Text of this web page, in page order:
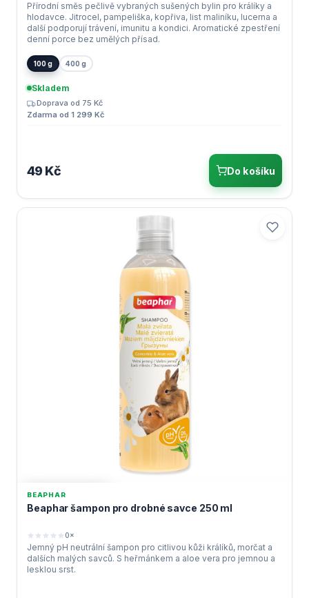
Přírodní směs pečlivě vybraných sušených bylin pro králíky a
hlodavce. Jitrocel, pampeliška, kopřiva, list maliníku, lucerna a
další podporují trávení, imunitu a kondici. Aromatické zpestření
denní porce bez umělých přísad.
100 g 400 g
Skladem
Doprava od 75 Kč
Zdarma od 1 299 Kč
49 Kč Do košíku
VYPRODÁNO
BEAPHAR
Beaphar šampon pro drobné savce 250 ml
0×
Jemný pH neutrální šampon pro citlivou kůži králíků, morčat a
dalších malých savců. S heřmánkem a aloe vera pro jemnou a
lesklou srst.